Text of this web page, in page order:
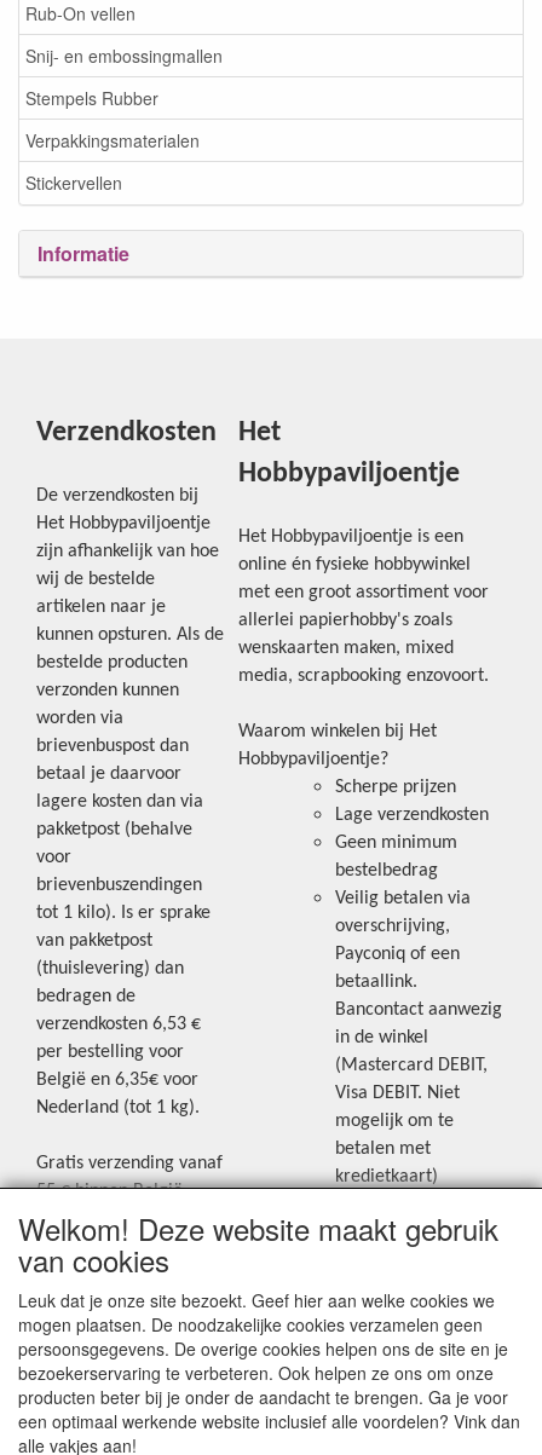
Rub-On vellen
Snij- en embossingmallen
Stempels Rubber
Verpakkingsmaterialen
Stickervellen
Informatie
Verzendkosten
De verzendkosten bij
Het Hobbypaviljoentje
zijn afhankelijk van hoe
wij de bestelde
artikelen naar je
kunnen opsturen. Als de
bestelde producten
verzonden kunnen
worden via
brievenbuspost dan
betaal je daarvoor
lagere kosten dan via
pakketpost (behalve
voor
brievenbuszendingen
tot 1 kilo). Is er sprake
van pakketpost
(thuislevering) dan
bedragen de
verzendkosten 6,53 €
per bestelling voor
België en 6,35€ voor
Nederland (tot 1 kg).
Gratis verzending vanaf
55 € binnen België.
Gratis verzending vanaf
65 € naar Nederland.
Levering andere
landen: geen gratis
verzending, portkosten
worden aangerekend.
Zie voor een overzicht
van alle verzendkosten
Het
Hobbypaviljoentje
Het Hobbypaviljoentje is een
online én fysieke hobbywinkel
met een groot assortiment voor
allerlei papierhobby's zoals
wenskaarten maken, mixed
media, scrapbooking enzovoort.
Waarom winkelen bij Het
Hobbypaviljoentje?
Scherpe prijzen
Lage verzendkosten
Geen minimum
bestelbedrag
Veilig betalen via
overschrijving,
Payconiq of een
betaallink.
Bancontact aanwezig
in de winkel
(Mastercard DEBIT,
Visa DEBIT. Niet
mogelijk om te
betalen met
kredietkaart)
Blijf op de hoogte van de laatste
onze Facebookpagina.
Welkom! Deze website maakt gebruik
van cookies
Leuk dat je onze site bezoekt. Geef hier aan welke cookies we
mogen plaatsen. De noodzakelijke cookies verzamelen geen
persoonsgegevens. De overige cookies helpen ons de site en je
bezoekerservaring te verbeteren. Ook helpen ze ons om onze
producten beter bij je onder de aandacht te brengen. Ga je voor
een optimaal werkende website inclusief alle voordelen? Vink dan
alle vakjes aan!